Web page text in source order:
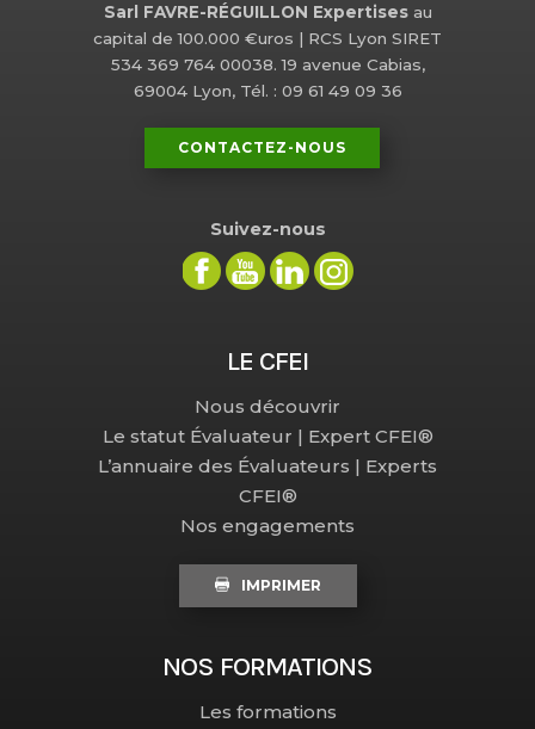
Sarl FAVRE-RÉGUILLON Expertisesau
capital de 100.000 €uros | RCS Lyon SIRET
534 369 764 00038. 19 avenue Cabias,
69004 Lyon, Tél. : 09 61 49 09 36
CONTACTEZ-NOUS
Suivez-nous
LE CFEI
Nous découvrir
Le statut Évaluateur | Expert CFEI®
L’annuaire des Évaluateurs | Experts
CFEI®
Nos engagements
IMPRIMER
NOS FORMATIONS
Les formations